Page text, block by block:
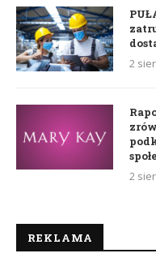
2
2
REKLAMA